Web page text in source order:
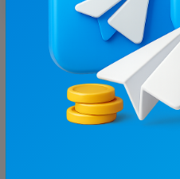
/
624
ІРШАВСЬКІ
Пізнавальні, Новини/ЗМІ
Ціна реклами